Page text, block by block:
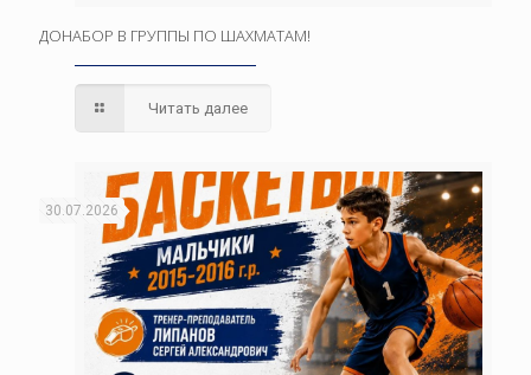
ДОНАБОР В ГРУППЫ ПО ШАХМАТАМ!
Читать далее
30.07.2026